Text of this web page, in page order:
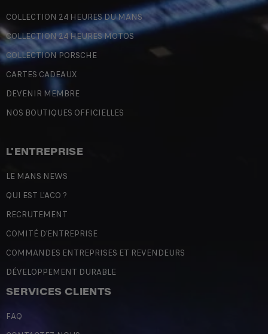
COLLECTION 24 HEURES DU MANS
COLLECTION 24 HEURES MOTOS
COLLECTION PORSCHE
CARTES CADEAUX
DEVENIR MEMBRE
NOS BOUTIQUES OFFICIELLES
L'ENTREPRISE
LE MANS NEWS
QUI EST L'ACO ?
RECRUTEMENT
COMITÉ D'ENTREPRISE
COMMANDES ENTREPRISES ET REVENDEURS
DÉVELOPPEMENT DURABLE
SERVICES CLIENTS
FAQ